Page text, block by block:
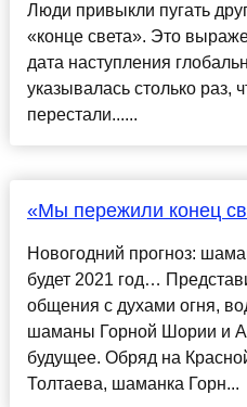
Люди привыкли пугать
«конце света». Это
дата наступления
указывалась столько раз,
перестали......
«Мы пережили конец
Новогодний прогноз:
будет 2021 год…
общения с духами огня,
шаманы Горной Шории и
будущее. Обряд на
Толтаева, шаманка Горн...